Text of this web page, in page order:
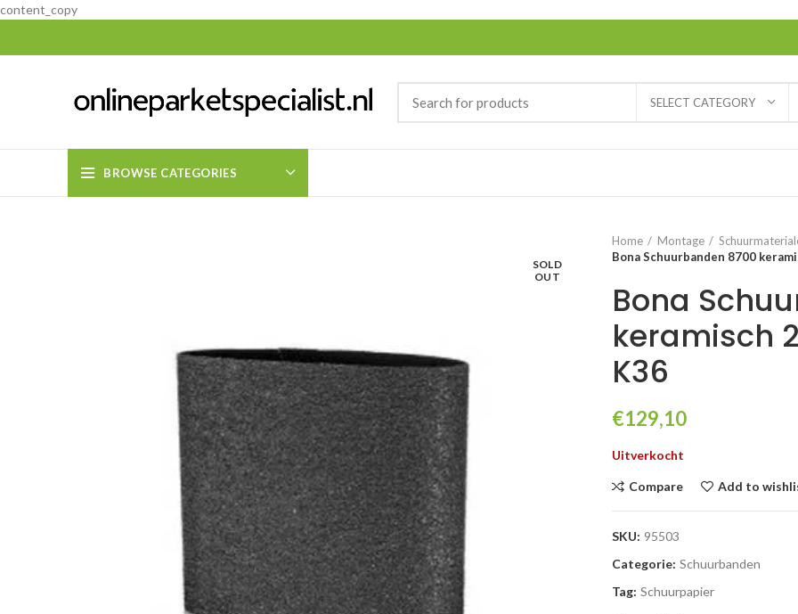
content_copy
SELECT CATEGORY
BROWSE CATEGORIES
SOLD
OUT
Home Montage
Bona Schuurbanden 8700
Bona
keramisch
K36
€129,10
Uitverkocht
Compare Add to
SKU: 95503
Categorie: Schuurbanden
Tag: Schuurpapier